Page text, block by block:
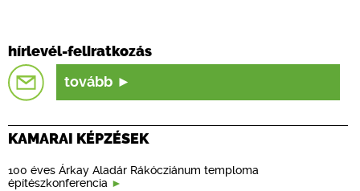
hírlevél-feliratkozás
tovább
KAMARAI KÉPZÉSEK
100 éves Árkay Aladár Rákócziánum temploma
építészkonferencia